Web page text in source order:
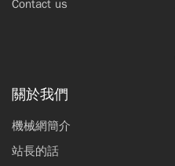
Contact us
關於我們
機械網簡介
站長的話